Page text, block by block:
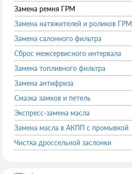
Замена ремня ГРМ
Замена натяжителей и роликов ГРМ
Замена салонного фильтра
Сброс межсервисного интервала
Замена топливного фильтра
Замена антифриза
Смазка замков и петель
Экспресс-замена масла
Замена масла в АКПП с промывкой
Чистка дроссельной заслонки